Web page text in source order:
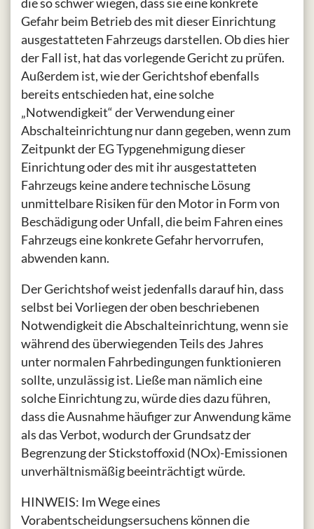
Gefahr beim Betrieb des mit dieser Einrichtung
ausgestatteten Fahrzeugs darstellen. Ob dies hier
der Fall ist, hat das vorlegende Gericht zu prüfen.
Außerdem ist, wie der Gerichtshof ebenfalls
bereits entschieden hat, eine solche
„Notwendigkeit“ der Verwendung einer
Abschalteinrichtung nur dann gegeben, wenn zum
Zeitpunkt der EG Typgenehmigung dieser
Einrichtung oder des mit ihr ausgestatteten
Fahrzeugs keine andere technische Lösung
unmittelbare Risiken für den Motor in Form von
Beschädigung oder Unfall, die beim Fahren eines
Fahrzeugs eine konkrete Gefahr hervorrufen,
abwenden kann.
Der Gerichtshof weist jedenfalls darauf hin, dass
selbst bei Vorliegen der oben beschriebenen
Notwendigkeit die Abschalteinrichtung, wenn sie
während des überwiegenden Teils des Jahres
unter normalen Fahrbedingungen funktionieren
sollte, unzulässig ist. Ließe man nämlich eine
solche Einrichtung zu, würde dies dazu führen,
dass die Ausnahme häufiger zur Anwendung käme
als das Verbot, wodurch der Grundsatz der
Begrenzung der Stickstoffoxid (NOx)-Emissionen
unverhältnismäßig beeinträchtigt würde.
HINWEIS: Im Wege eines
Vorabentscheidungsersuchens können die